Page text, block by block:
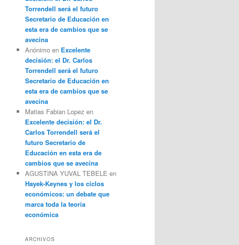
Torrendell será el futuro
Secretario de Educación en
esta era de cambios que se
avecina
Anónimo en Excelente
decisión: el Dr. Carlos
Torrendell será el futuro
Secretario de Educación en
esta era de cambios que se
avecina
Matias Fabian Lopez en
Excelente decisión: el Dr.
Carlos Torrendell será el
futuro Secretario de
Educación en esta era de
cambios que se avecina
AGUSTINA YUVAL TEBELE en
Hayek-Keynes y los ciclos
económicos: un debate que
marca toda la teoría
económica
ARCHIVOS